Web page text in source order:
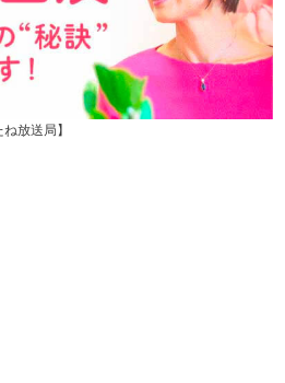
放送局】